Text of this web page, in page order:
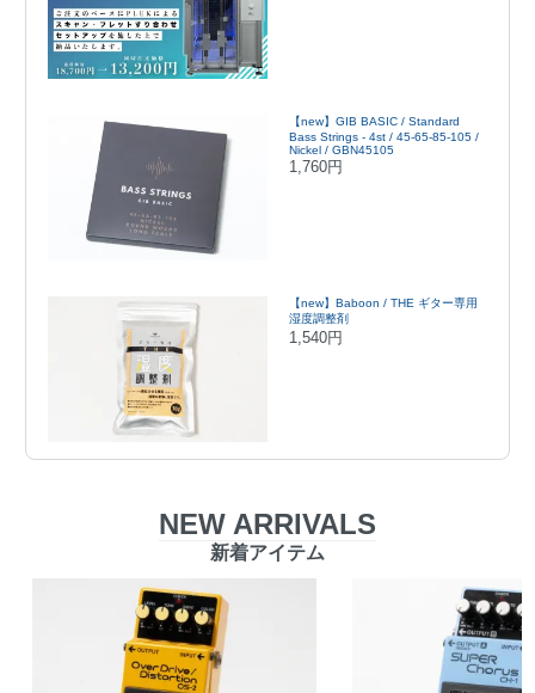
【new】GIB BASIC / Standard
Bass Strings - 4st / 45-65-85-105 /
Nickel / GBN45105
1,760円
【new】Baboon / THE ギター専用
湿度調整剤
1,540円
NEW ARRIVALS
新着アイテム